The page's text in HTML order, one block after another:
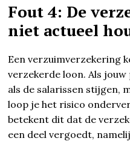
Fout 4: De
niet actueel
Een verzuimverzekering
verzekerde loon. Als
als de salarissen stijgen,
loop je het risico
betekent dit dat de
een deel vergoedt,